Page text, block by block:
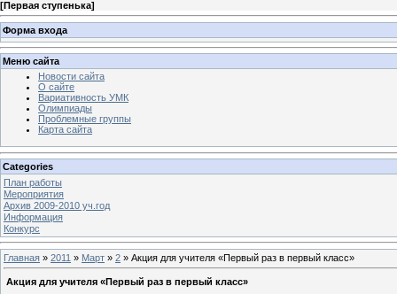
[Первая ступенька]
Форма входа
Меню сайта
Новости сайта
О сайте
Вариативность УМК
Олимпиады
Проблемные группы
Карта сайта
Categories
План работы
Мероприятия
Архив 2009-2010 уч.год
Информация
Конкурс
Главная » 2011 » Март » 2 » Акция для учителя «Первый раз в первый класс»
Акция для учителя «Первый раз в первый класс»